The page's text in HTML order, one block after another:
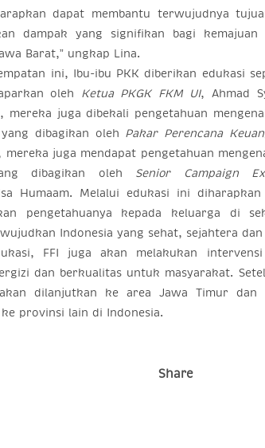
dapat membantu terwujudnya
dampak yang signifikan bagi
Barat,” ungkap Lina.
ini, Ibu-ibu PKK diberikan edukasi
oleh
Ketua PKGK FKM UI, Ahmad
mereka juga dibekali pengetahuan
dibagikan oleh
Pakar Perencana
mereka juga mendapat pengetahuan
dibagikan oleh
Senior Campaign
Humaam. Melalui edukasi ini
pengetahuanya kepada keluarga di
Indonesia yang sehat, sejahtera dan
FFI juga akan melakukan
dan berkualitas untuk masyarakat.
dilanjutkan ke area Jawa Timur dan
provinsi lain di Indonesia.
Share